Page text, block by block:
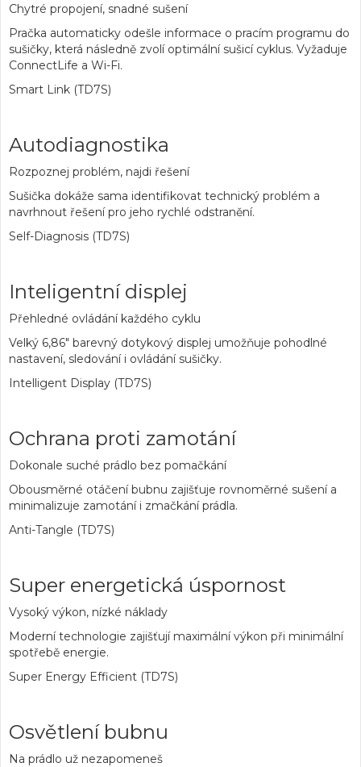
Chytré propojení, snadné sušení
Pračka automaticky odešle informace o pracím programu do
sušičky, která následně zvolí optimální sušicí cyklus. Vyžaduje
ConnectLife a Wi-Fi.
Smart Link (TD7S)
Autodiagnostika
Rozpoznej problém, najdi řešení
Sušička dokáže sama identifikovat technický problém a
navrhnout řešení pro jeho rychlé odstranění.
Self-Diagnosis (TD7S)
Inteligentní displej
Přehledné ovládání každého cyklu
Velký 6,86" barevný dotykový displej umožňuje pohodlné
nastavení, sledování i ovládání sušičky.
Intelligent Display (TD7S)
Ochrana proti zamotání
Dokonale suché prádlo bez pomačkání
Obousměrné otáčení bubnu zajišťuje rovnoměrné sušení a
minimalizuje zamotání i zmačkání prádla.
Anti-Tangle (TD7S)
Super energetická úspornost
Vysoký výkon, nízké náklady
Moderní technologie zajišťují maximální výkon při minimální
spotřebě energie.
Super Energy Efficient (TD7S)
Osvětlení bubnu
Na prádlo už nezapomeneš